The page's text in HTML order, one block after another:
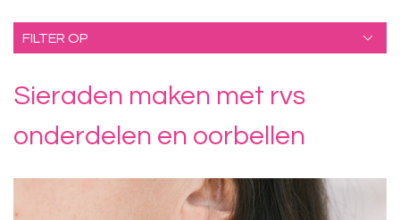
FILTER OP
Sieraden maken met rvs
onderdelen en oorbellen